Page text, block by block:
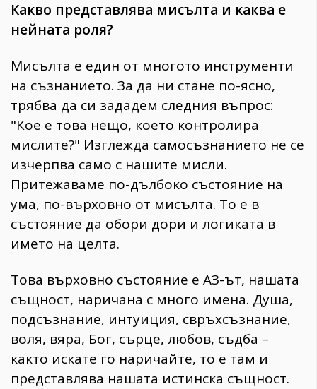
Какво представлява мисълта и каква е
нейната роля?
Мисълта е един от многото инструменти
на съзнанието. За да ни стане по-ясно,
трябва да си зададем следния въпрос:
"Кое е това нещо, което контролира
мислите?" Изглежда самосъзнанието не се
изчерпва само с нашите мисли.
Притежаваме по-дълбоко състояние на
ума, по-върховно от мисълта. То е в
състояние да обори дори и логиката в
името на целта.
Това върховно състояние е АЗ-ът, нашата
същност, наричана с много имена. Душа,
подсъзнание, интуиция, свръхсъзнание,
воля, вяра, Бог, сърце, любов, съдба –
както искате го наричайте, то е там и
представлява нашата истинска същност.